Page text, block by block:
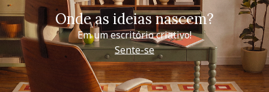
Onde as ideias nascem?
Em um escritório criativo!
Sente-se